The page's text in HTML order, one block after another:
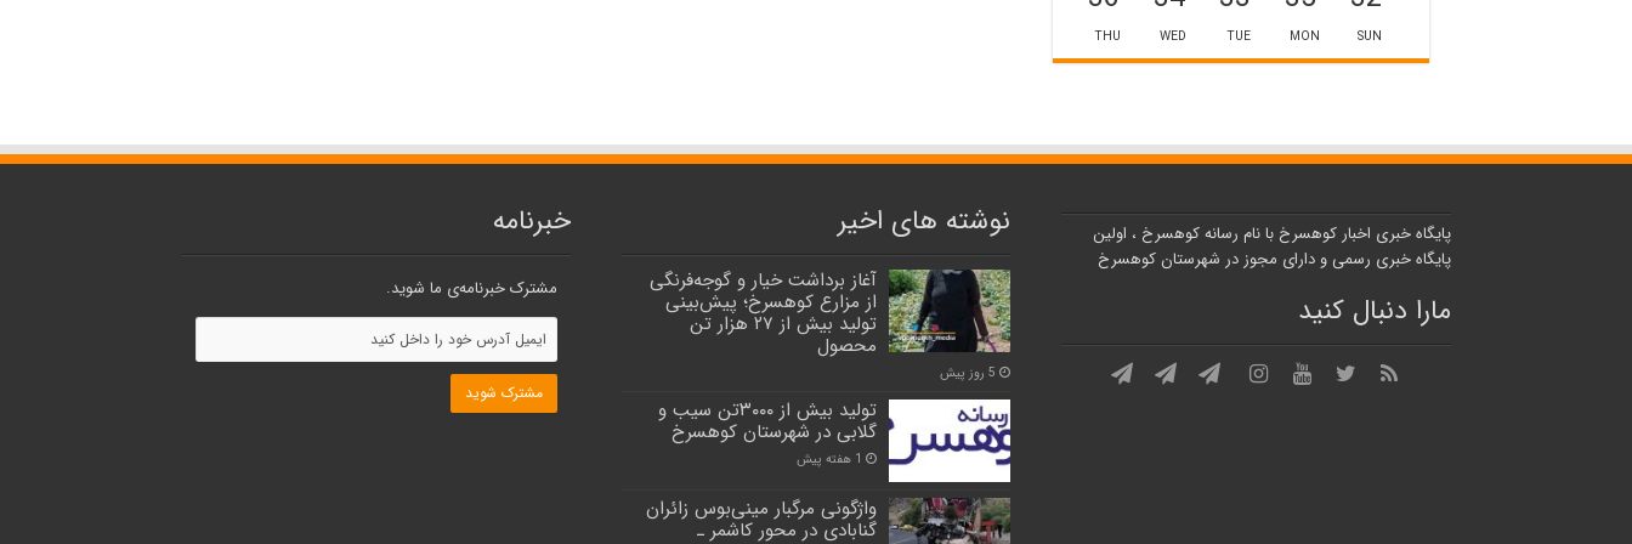
SUN
MON
TUE
WED
THU
پایگاه خبری اخبار کوهسرخ با نام رسانه کوهسرخ ، اولین
پایگاه خبری رسمی و دارای مجوز در شهرستان کوهسرخ
مارا دنبال کنید
نوشته های اخیر
آغاز برداشت خیار و گوجه‌فرنگی
از مزارع کوهسرخ؛ پیش‌بینی
تولید بیش از ۲۷ هزار تن
محصول
5 روز پیش
تولید بیش از ۳۰۰۰تن سیب و
گلابی در شهرستان کوهسرخ
1 هفته پیش
واژگونی مرگبار مینی‌بوس زائران
گنابادی در محور کاشمر ـ
خبرنامه
مشترک خبرنامه‌ی ما شوید.